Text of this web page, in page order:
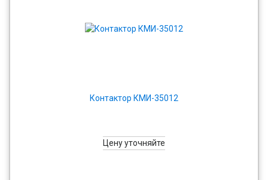
Контактор КМИ-35012
Цену уточняйте